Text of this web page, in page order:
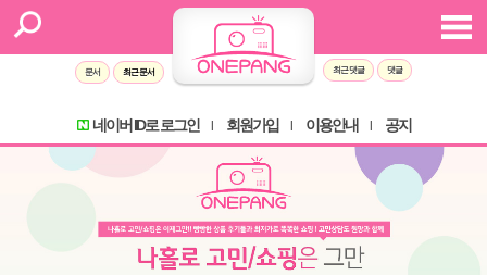
문서 최근 문서 최근 댓글 댓글
네이버 ID로 로그인 회원가입 이용안내 공지